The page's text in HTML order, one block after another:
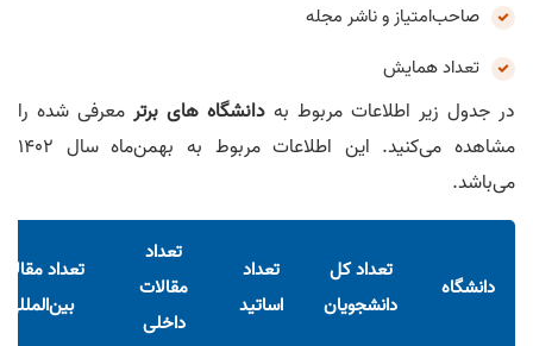
صاحب‌امتیاز و ناشر مجله
تعداد همایش
در جدول زیر اطلاعات مربوط به دانشگاه های برتر معرفی شده را
مشاهده می‌کنید. این اطلاعات مربوط به بهمن‌ماه سال 1402
می‌باشد.
دانشگاه
تعداد کل
دانشجویان
تعداد
اساتید
تعداد
مقالات
داخلی
تعداد
بین‌المللی